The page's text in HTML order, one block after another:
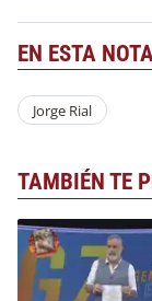
EN ESTA
Jorge Rial
TAMBIÉN TE